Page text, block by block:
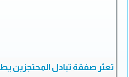
تعثر صفقة تبادل المحتجزين